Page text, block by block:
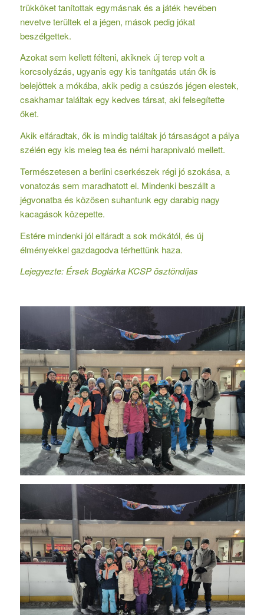
trükköket tanítottak egymásnak és a játék hevében
nevetve terültek el a jégen, mások pedig jókat
beszélgettek.
Azokat sem kellett félteni, akiknek új terep volt a
korcsolyázás, ugyanis egy kis tanítgatás után ők is
belejöttek a mókába, akik pedig a csúszós jégen elestek,
csakhamar találtak egy kedves társat, aki felsegítette
őket.
Akik elfáradtak, ők is mindig találtak jó társaságot a pálya
szélén egy kis meleg tea és némi harapnivaló mellett.
Természetesen a berlini cserkészek régi jó szokása, a
vonatozás sem maradhatott el. Mindenki beszállt a
jégvonatba és közösen suhantunk egy darabig nagy
kacagások közepette.
Estére mindenki jól elfáradt a sok mókától, és új
élményekkel gazdagodva térhettünk haza.
Lejegyezte:Érsek BoglárkaKCSP ösztöndíjas